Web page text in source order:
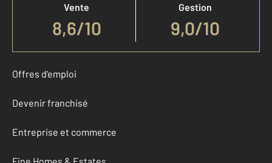
Vente
8,6/10
Gestion
9,0/10
Offres d'emploi
Devenir franchisé
Entreprise et commerce